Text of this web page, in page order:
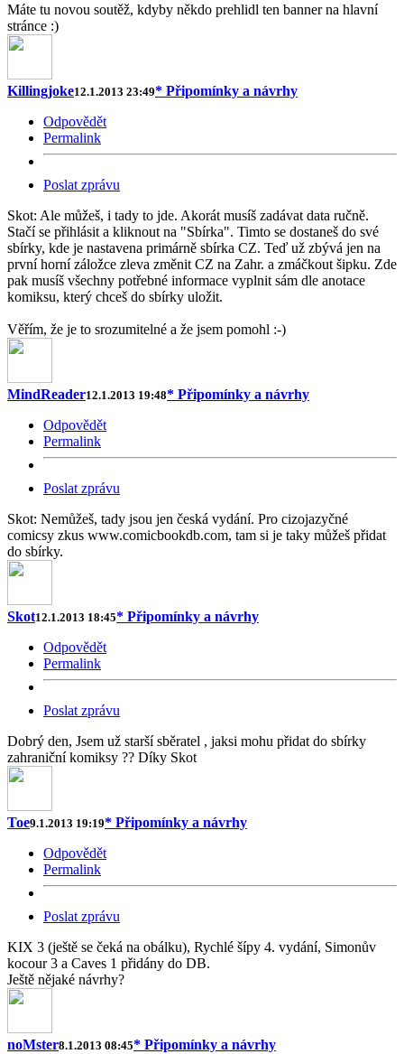
Máte tu novou soutěž, kdyby někdo prehlidl ten banner na hlavní
stránce :)
Killingjoke12.1.2013 23:49* Připomínky a návrhy
Odpovědět
Permalink
Poslat zprávu
Skot: Ale můžeš, i tady to jde. Akorát musíš zadávat data ručně.
Stačí se přihlásit a kliknout na "Sbírka". Timto se dostaneš do své
sbírky, kde je nastavena primárně sbírka CZ. Teď už zbývá jen na
první horní záložce zleva změnit CZ na Zahr. a zmáčkout šipku. Zde
pak musíš všechny potřebné informace vyplnit sám dle anotace
komiksu, který chceš do sbírky uložit.
Věřím, že je to srozumitelné a že jsem pomohl :-)
MindReader12.1.2013 19:48* Připomínky a návrhy
Odpovědět
Permalink
Poslat zprávu
Skot: Nemůžeš, tady jsou jen česká vydání. Pro cizojazyčné
comicsy zkus www.comicbookdb.com, tam si je taky můžeš přidat
do sbírky.
Skot12.1.2013 18:45* Připomínky a návrhy
Odpovědět
Permalink
Poslat zprávu
Dobrý den, Jsem už starší sběratel , jaksi mohu přidat do sbírky
zahraniční komiksy ?? Díky Skot
Toe9.1.2013 19:19* Připomínky a návrhy
Odpovědět
Permalink
Poslat zprávu
KIX 3 (ještě se čeká na obálku), Rychlé šípy 4. vydání, Simonův
kocour 3 a Caves 1 přidány do DB.
Ještě nějaké návrhy?
noMster8.1.2013 08:45* Připomínky a návrhy